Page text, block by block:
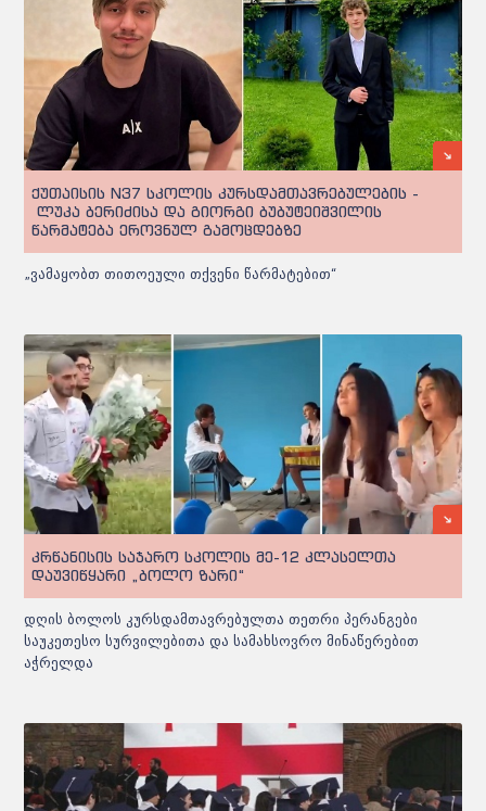
ქუთაისის N37 სკოლის კურსდამთავრებულების -
ლუკა ბერიძისა და გიორგი ბუბუტეიშვილის
წარმატება ეროვნულ გამოცდებზე
„ვამაყობთ თითოეული თქვენი წარმატებით“
კრწანისის საჯარო სკოლის მე-12 კლასელთა
დაუვიწყარი „ბოლო ზარი“
დღის ბოლოს კურსდამთავრებულთა თეთრი პერანგები
საუკეთესო სურვილებითა და სამახსოვრო მინაწერებით
აჭრელდა